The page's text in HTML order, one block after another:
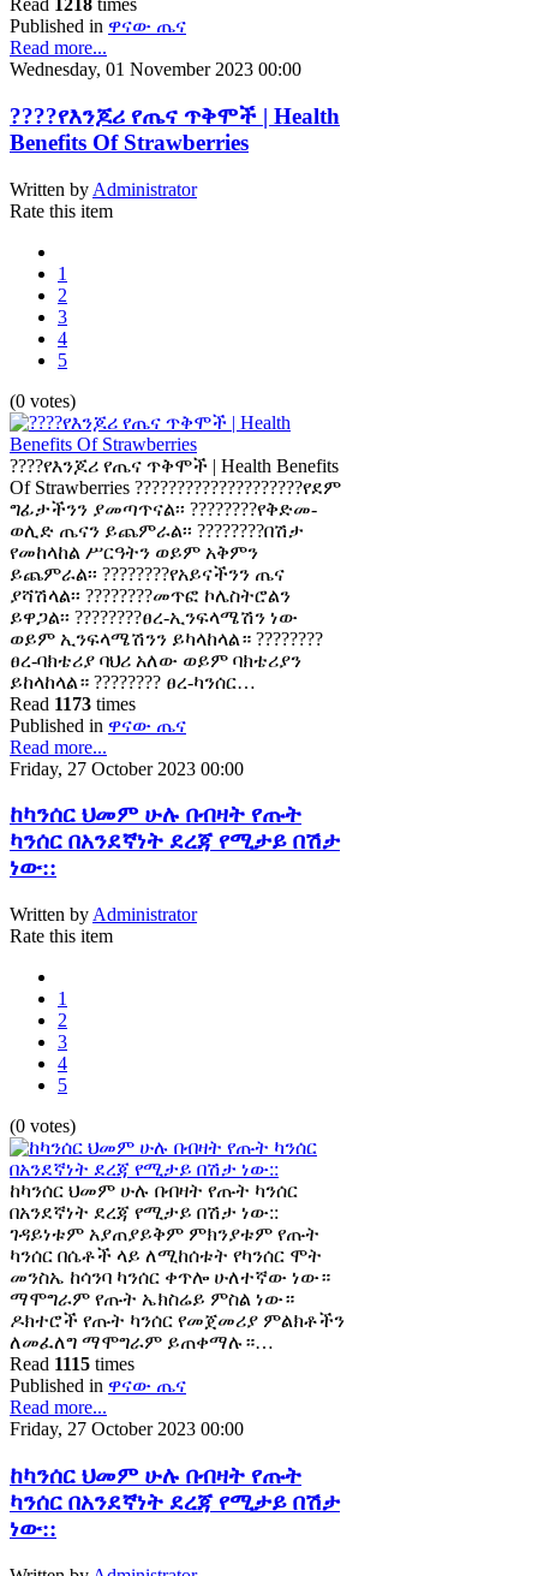
Read 1218 times
Published in ዋናው ጤና
Read more...
Wednesday, 01 November 2023 00:00
????የእንጆሪ የጤና ጥቅሞች | Health
Benefits Of Strawberries
Written by Administrator
Rate this item
1
2
3
4
5
(0 votes)
????የእንጆሪ የጤና ጥቅሞች | Health Benefits
Of Strawberries ????????????????????የደም
ግፊታችንን ያመጣጥናል፡፡ ????????የቅድመ-
ወሊድ ጤናን ይጨምራል፡፡ ????????በሽታ
የመከላከል ሥርዓትን ወይም አቅምን
ይጨምራል፡፡ ????????የአይናችንን ጤና
ያሻሽላል፡፡ ????????መጥፎ ኮሌስትሮልን
ይዋጋል፡፡ ????????ፀረ-ኢንፍላሜሽን ነው
ወይም ኢንፍላሜሽንን ይካላከላል። ????????
ፀረ-ባክቴሪያ ባህሪ አለው ወይም ባክቴሪያን
ይከላከላል። ???????? ፀረ-ካንሰር…
Read 1173 times
Published in ዋናው ጤና
Read more...
Friday, 27 October 2023 00:00
ከካንሰር ህመም ሁሉ በብዛት የጡት
ካንሰር በአንደኛነት ደረጃ የሚታይ በሽታ
ነው::
Written by Administrator
Rate this item
1
2
3
4
5
(0 votes)
ከካንሰር ህመም ሁሉ በብዛት የጡት ካንሰር
በአንደኛነት ደረጃ የሚታይ በሽታ ነው::
ገዳይነቱም አያጠያይቅም ምክንያቱም የጡት
ካንሰር በሴቶች ላይ ለሚከሰቱት የካንሰር ሞት
መንስኤ ከሳንባ ካንሰር ቀጥሎ ሁለተኛው ነው።
ማሞግራም የጡት ኤክስሬይ ምስል ነው።
ዶክተሮች የጡት ካንሰር የመጀመሪያ ምልክቶችን
ለመፈለግ ማሞግራም ይጠቀማሉ።…
Read 1115 times
Published in ዋናው ጤና
Read more...
Friday, 27 October 2023 00:00
ከካንሰር ህመም ሁሉ በብዛት የጡት
ካንሰር በአንደኛነት ደረጃ የሚታይ በሽታ
ነው::